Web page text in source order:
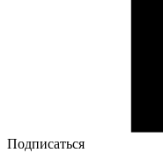
Подписаться